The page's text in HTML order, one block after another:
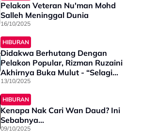
Pelakon Veteran Nu'man Mohd
Salleh Meninggal Dunia
16/10/2025
HIBURAN
Didakwa Berhutang Dengan
Pelakon Popular, Rizman Ruzaini
Akhirnya Buka Mulut - “Selagi
Dia Tak Sebut Nama…”
13/10/2025
HIBURAN
Kenapa Nak Cari Wan Daud? Ini
Sebabnya…
09/10/2025